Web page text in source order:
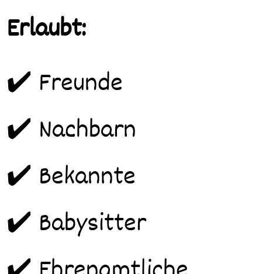
Erlaubt:
✔️ Freunde
✔️ Nachbarn
✔️ Bekannte
✔️ Babysitter